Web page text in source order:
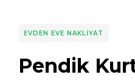
EVDEN EVE NAKLIYAT
Pendik